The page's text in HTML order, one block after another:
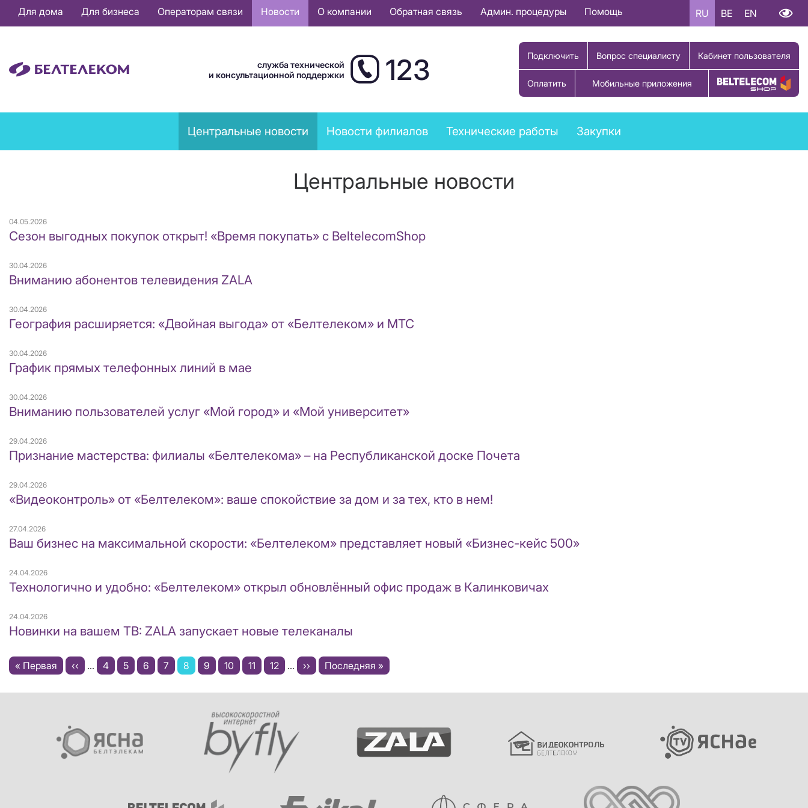
Основная
навигация
Для дома Для бизнеса Операторам связи Новости О компании Обратная связь Админ. процедуры Помощь RU BE EN
служба технической
и консультационной поддержки
123 Подключить Вопрос специалисту Кабинет пользователя
Оплатить Мобильные приложения Купить товар
News
menu
Центральные новости Новости филиалов Технические работы Закупки
Центральные новости
04.05.2026
Сезон выгодных покупок открыт! «Время покупать» с BeltelecomShop
30.04.2026
Вниманию абонентов телевидения ZALA
30.04.2026
География расширяется: «Двойная выгода» от «Белтелеком» и МТС
30.04.2026
График прямых телефонных линий в мае
30.04.2026
Вниманию пользователей услуг «Мой город» и «Мой университет»
29.04.2026
Признание мастерства: филиалы «Белтелекома» – на Республиканской доске Почета
29.04.2026
«Видеоконтроль» от «Белтелеком»: ваше спокойствие за дом и за тех, кто в нем!
27.04.2026
Ваш бизнес на максимальной скорости: «Белтелеком» представляет новый «Бизнес-кейс 500»
24.04.2026
Технологично и удобно: «Белтелеком» открыл обновлённый офис продаж в Калинковичах
24.04.2026
Новинки на вашем ТВ: ZALA запускает новые телеканалы
Нумерация
страниц
Первая
« Первая ←
‹‹ … Page
4 Page
5 Page
6 Page
7
Текущая
8 Page
9 Page
10 Page
11 Page
12 …
Следующая
››
Последняя
Последняя »